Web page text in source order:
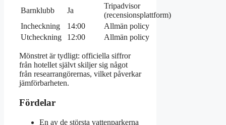
Barnklubb
Ja
Tripadvisor
(recensionsplattform)
Incheckning
14:00
Allmän policy
Utcheckning
12:00 Allmän policy
Mönstret är tydligt: officiella siffror
från hotellet självt skiljer sig något
från researrangörernas, vilket påverkar
jämförbarheten.
Fördelar
En av de största vattenparkerna